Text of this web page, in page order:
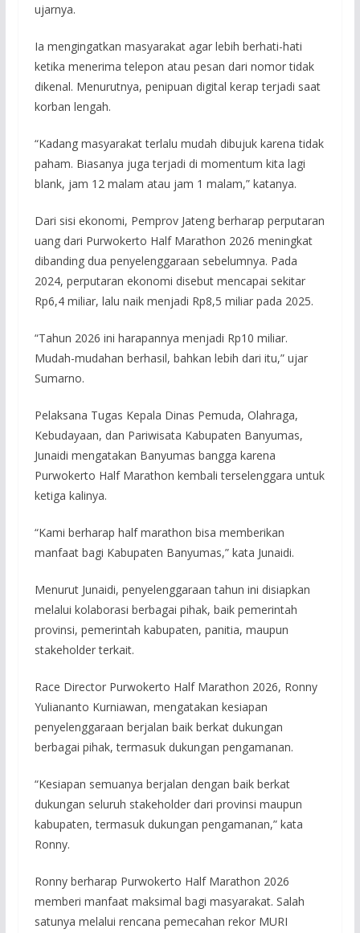
ujarnya.
Ia mengingatkan masyarakat agar lebih berhati-hati
ketika menerima telepon atau pesan dari nomor tidak
dikenal. Menurutnya, penipuan digital kerap terjadi saat
korban lengah.
“Kadang masyarakat terlalu mudah dibujuk karena tidak
paham. Biasanya juga terjadi di momentum kita lagi
blank, jam 12 malam atau jam 1 malam,” katanya.
Dari sisi ekonomi, Pemprov Jateng berharap perputaran
uang dari Purwokerto Half Marathon 2026 meningkat
dibanding dua penyelenggaraan sebelumnya. Pada
2024, perputaran ekonomi disebut mencapai sekitar
Rp6,4 miliar, lalu naik menjadi Rp8,5 miliar pada 2025.
“Tahun 2026 ini harapannya menjadi Rp10 miliar.
Mudah-mudahan berhasil, bahkan lebih dari itu,” ujar
Sumarno.
Pelaksana Tugas Kepala Dinas Pemuda, Olahraga,
Kebudayaan, dan Pariwisata Kabupaten Banyumas,
Junaidi mengatakan Banyumas bangga karena
Purwokerto Half Marathon kembali terselenggara untuk
ketiga kalinya.
“Kami berharap half marathon bisa memberikan
manfaat bagi Kabupaten Banyumas,” kata Junaidi.
Menurut Junaidi, penyelenggaraan tahun ini disiapkan
melalui kolaborasi berbagai pihak, baik pemerintah
provinsi, pemerintah kabupaten, panitia, maupun
stakeholder terkait.
Race Director Purwokerto Half Marathon 2026, Ronny
Yuliananto Kurniawan, mengatakan kesiapan
penyelenggaraan berjalan baik berkat dukungan
berbagai pihak, termasuk dukungan pengamanan.
“Kesiapan semuanya berjalan dengan baik berkat
dukungan seluruh stakeholder dari provinsi maupun
kabupaten, termasuk dukungan pengamanan,” kata
Ronny.
Ronny berharap Purwokerto Half Marathon 2026
memberi manfaat maksimal bagi masyarakat. Salah
satunya melalui rencana pemecahan rekor MURI